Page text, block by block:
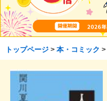
トップページ> 本・コミック >